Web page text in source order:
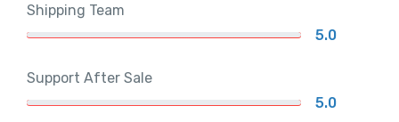
Shipping Team
5.0
Support After Sale
5.0